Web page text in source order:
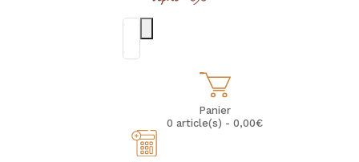
Panier
0 article(s) - 0,00€